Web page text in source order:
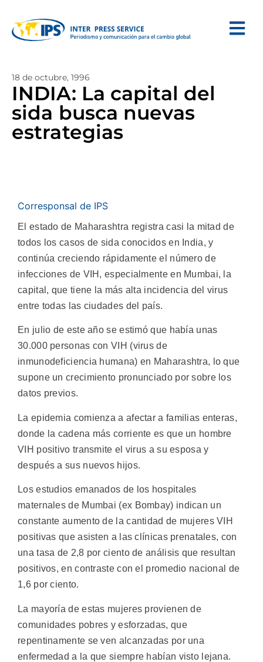
18 de octubre, 1996
INDIA: La capital del
sida busca nuevas
estrategias
Corresponsal de IPS
El estado de Maharashtra registra casi la mitad de
todos los casos de sida conocidos en India, y
continúa creciendo rápidamente el número de
infecciones de VIH, especialmente en Mumbai, la
capital, que tiene la más alta incidencia del virus
entre todas las ciudades del país.
En julio de este año se estimó que había unas
30.000 personas con VIH (virus de
inmunodeficiencia humana) en Maharashtra, lo que
supone un crecimiento pronunciado por sobre los
datos previos.
La epidemia comienza a afectar a familias enteras,
donde la cadena más corriente es que un hombre
VIH positivo transmite el virus a su esposa y
después a sus nuevos hijos.
Los estudios emanados de los hospitales
maternales de Mumbai (ex Bombay) indican un
constante aumento de la cantidad de mujeres VIH
positivas que asisten a las clínicas prenatales, con
una tasa de 2,8 por ciento de análisis que resultan
positivos, en contraste con el promedio nacional de
1,6 por ciento.
La mayoría de estas mujeres provienen de
comunidades pobres y esforzadas, que
repentinamente se ven alcanzadas por una
enfermedad a la que siempre habían visto lejana.